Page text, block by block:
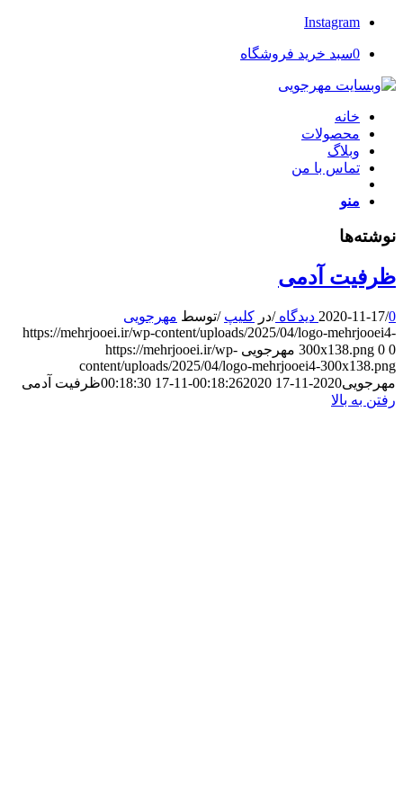
Instagram
0سبد خرید فروشگاه
خانه
محصولات
وبلاگ
تماس با من
منو
نوشته‌ها
ظرفیت آدمی
2020-11-17/0 دیدگاه /در کلیپ /توسط مهرجویی
https://mehrjooei.ir/wp-content/uploads/2025/04/logo-mehrjooei4-
300x138.png 0 0 مهرجویی https://mehrjooei.ir/wp-
content/uploads/2025/04/logo-mehrjooei4-300x138.png
مهرجویی2020-11-17 00:18:26
2020-11-17 00:18:30
ظرفیت آدمی
رفتن به بالا